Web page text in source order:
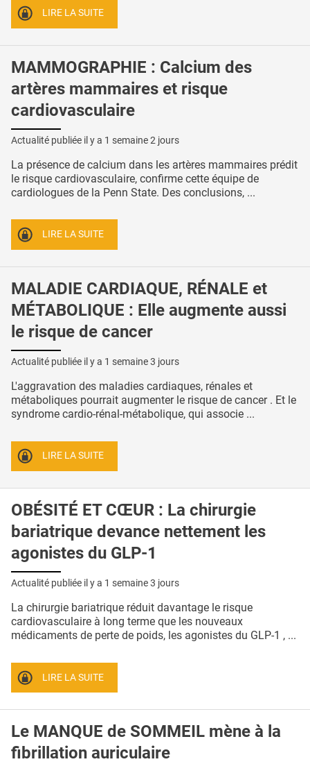
LIRE LA SUITE
MAMMOGRAPHIE : Calcium des
artères mammaires et risque
cardiovasculaire
Actualité publiée il y a 1 semaine 2 jours
La présence de calcium dans les artères mammaires prédit
le risque cardiovasculaire, confirme cette équipe de
cardiologues de la Penn State. Des conclusions, ...
LIRE LA SUITE
MALADIE CARDIAQUE, RÉNALE et
MÉTABOLIQUE : Elle augmente aussi
le risque de cancer
Actualité publiée il y a 1 semaine 3 jours
L'aggravation des maladies cardiaques, rénales et
métaboliques pourrait augmenter le risque de cancer . Et le
syndrome cardio-rénal-métabolique, qui associe ...
LIRE LA SUITE
OBÉSITÉ ET CŒUR : La chirurgie
bariatrique devance nettement les
agonistes du GLP-1
Actualité publiée il y a 1 semaine 3 jours
La chirurgie bariatrique réduit davantage le risque
cardiovasculaire à long terme que les nouveaux
médicaments de perte de poids, les agonistes du GLP-1 , ...
LIRE LA SUITE
Le MANQUE de SOMMEIL mène à la
fibrillation auriculaire